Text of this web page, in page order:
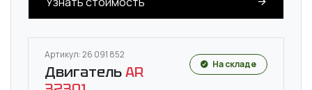
Артикул: 26 091 852
ДвигательAR
На складе